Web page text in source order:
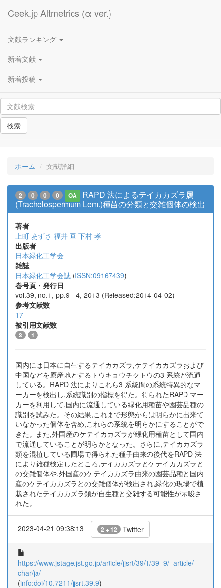
Ceek.jp Altmetrics (α ver.)
文献ランキング
新着文献
新着投稿
検索
ホーム 文献詳細
2 0 0 0 OA
RAPD 法によるテイカカズラ属
(Trachelospermum Lem.)種苗の分類と交雑個体の検出
著者
上町 あずさ 福井 亘 下村 孝
出版者
日本緑化工学会
雑誌
日本緑化工学会誌 (ISSN:09167439)
巻号頁・発行日
vol.39, no.1, pp.9-14, 2013 (Released:2014-04-02)
参考文献数
17
被引用文献数
3 1
国内には日本に自生するテイカカズラ,ケテイカカズラおよび
中国などを原産地とするトウキョウチクトウの3 系統が流通
している。RAPD 法によりこれら3 系統間の系統特異的なマ
ーカーを検出し,系統識別の指標を得た。得られたRAPD マー
カーを利用して,国内に流通している緑化用種苗や園芸品種の
識別を試みた。その結果,これまで形態からは明らかに出来て
いなかった個体を含め,これらの系統を明らかにすることがで
きた。また,外国産のケテイカカズラが緑化用種苗として国内
で流通していることが明らかとなった。さらに,テイカカズラ
類を混植している圃場で得られた種子由来の後代をRAPD 法
により雑種検定したところ,テイカカズラとケテイカカズラと
の交雑個体や,外国産のケテイカカズラ由来の園芸品種と国内
産のケテイカカズラとの交雑個体が検出され,緑化の現場で植
栽されたテイカカズラ類が自生種と交雑する可能性が示唆さ
れた。
2023-04-21 09:38:13 2 + 12 Twitter
https://www.jstage.jst.go.jp/article/jjsrt/39/1/39_9/_article/-
char/ja/
(info:doi/10.7211/jjsrt.39.9)